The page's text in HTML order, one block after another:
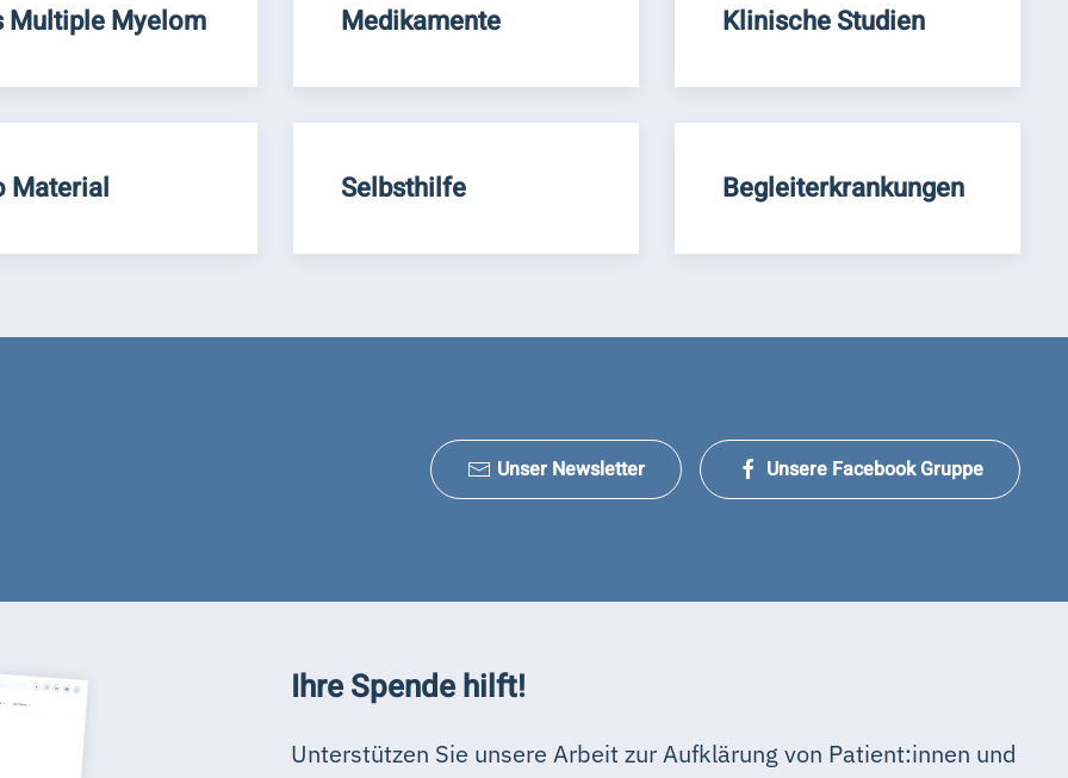
Multiple Myelom Medikamente Klinische Studien
Material Selbsthilfe Begleiterkrankungen
Unser Newsletter Unsere Facebook Gruppe
Ihre Spende hilft!
Unterstützen Sie unsere Arbeit zur Aufklärung von Patient:innen und